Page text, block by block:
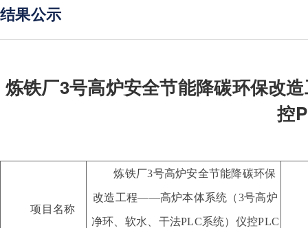
结果公示
炼铁厂3号高炉安全节能降碳环保改
控
项目名称
炼铁厂3号高炉安全节能降碳环保
改造工程——高炉本体系统（3号高炉
净环、软水、干法PLC系统）仪控PLC